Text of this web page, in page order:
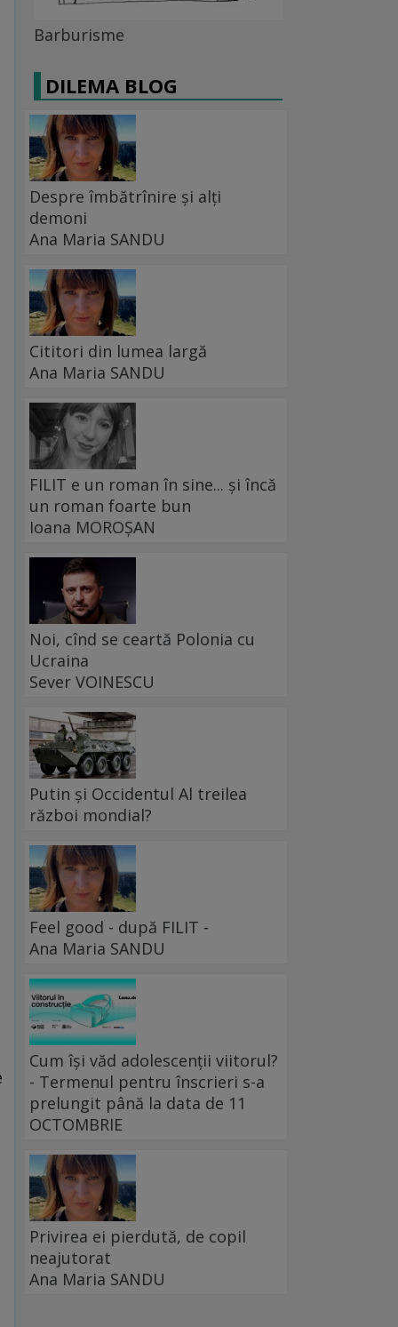
Barburisme
DILEMA BLOG
Despre îmbătrînire și alți
demoni
Ana Maria SANDU
Cititori din lumea largă
Ana Maria SANDU
FILIT e un roman în sine... și încă
un roman foarte bun
Ioana MOROȘAN
Noi, cînd se ceartă Polonia cu
Ucraina
Sever VOINESCU
Putin și Occidentul Al treilea
război mondial?
Feel good - după FILIT -
Ana Maria SANDU
Cum își văd adolescenții viitorul?
- Termenul pentru înscrieri s-a
prelungit până la data de 11
OCTOMBRIE
Privirea ei pierdută, de copil
neajutorat
Ana Maria SANDU